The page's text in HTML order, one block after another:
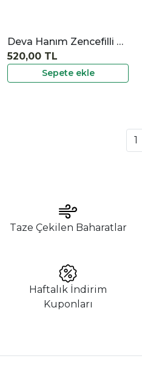
Deva Hanım Zencefilli Macun 350 gr
Sepete ekle
520,00 TL
1
Taze Çekilen Baharatlar
Haftalık İndirim
Kuponları